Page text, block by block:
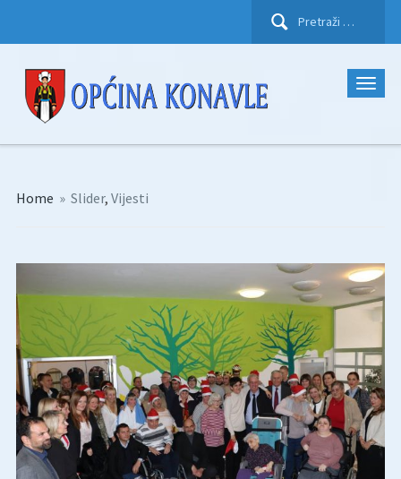
Pretraži:
Home » Slider, Vijesti